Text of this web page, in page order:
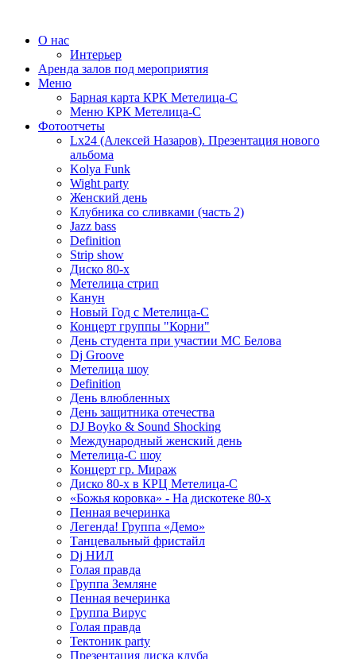
О нас
Интерьер
Аренда залов под мероприятия
Меню
Барная карта КРК Метелица-С
Меню КРК Метелица-С
Фотоотчеты
Lx24 (Алексей Назаров). Презентация нового
альбома
Kolya Funk
Wight party
Женский день
Клубника со сливками (часть 2)
Jazz bass
Definition
Strip show
Диско 80-х
Метелица стрип
Канун
Новый Год с Метелица-С
Концерт группы "Корни"
День студента при участии МС Белова
Dj Groove
Метелица шоу
Definition
День влюбленных
День защитника отечества
DJ Boyko & Sound Shocking
Международный женский день
Метелица-С шоу
Концерт гр. Мираж
Диско 80-х в КРЦ Метелица-С
«Божья коровка» - На дискотеке 80-х
Пенная вечеринка
Легенда! Группа «Демо»
Танцевальный фристайл
Dj НИЛ
Голая правда
Группа Земляне
Пенная вечеринка
Группа Вирус
Голая правда
Тектоник party
Презентация диска клуба